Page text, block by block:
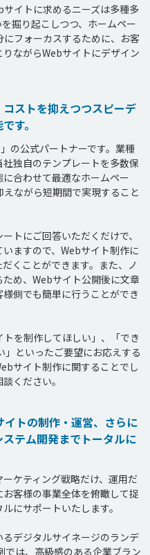
イトに求めるニーズは多種多
掘り起こしつつ、ホームペー
フォーカスするために、お客
ながらWebサイトにデザイン
ストを抑えつつスピーデ
す。
の公式パートナーです。業種
独自のテンプレートを多数保
合わせて最適なホームペー
ながら短期間で実現すること
トにご回答いただくだけで、
ますので、Webサイト制作に
くことができます。また、ノ
め、Webサイト公開後に文章
側でも簡単に行うことができ
トを制作してほしい」、「でき
といったご要望にお応えする
サイト制作に関することでし
トの制作・運営、さらに
テム開発までトータルに
ケティング戦略だけ、運用だ
客様の事業全体を俯瞰して捉
にサポートいたします。
デジタルサイネージのランデ
では、高級感のある企業ブラン